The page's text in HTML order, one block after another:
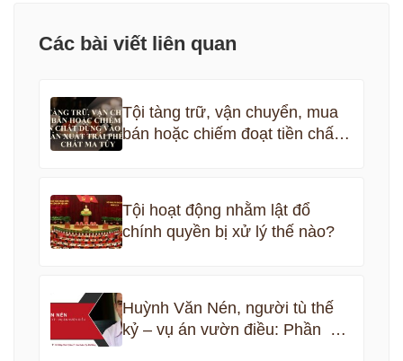
Các bài viết liên quan
Tội tàng trữ, vận chuyển, mua
bán hoặc chiếm đoạt tiền chất
dùng vào việc sản xuất trái
Tội hoạt động nhằm lật đổ
chính quyền bị xử lý thế nào?
Huỳnh Văn Nén, người tù thế
kỷ – vụ án vườn điều: Phần 5
kết thúc